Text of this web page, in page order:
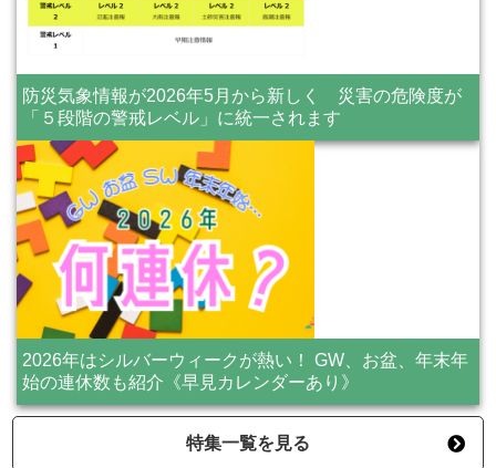
防災気象情報が2026年5月から新しく 災害の危険度が
「５段階の警戒レベル」に統一されます
2026年はシルバーウィークが熱い！ GW、お盆、年末年
始の連休数も紹介《早見カレンダーあり》
特集一覧を見る